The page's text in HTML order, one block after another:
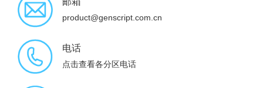
product@genscript.com.cn
电话
点击查看各分区电话